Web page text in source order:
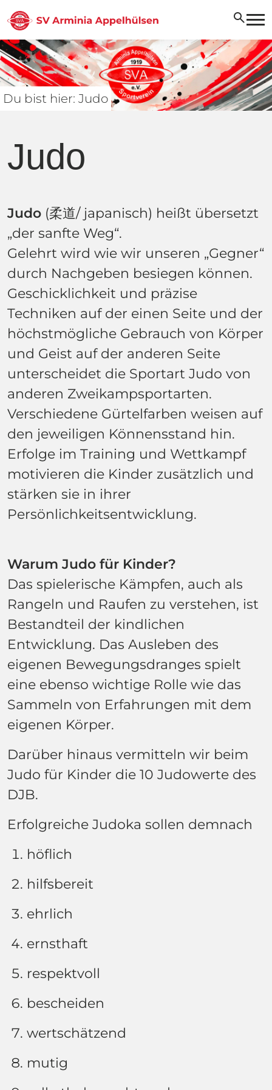
search
Du bist hier: Judo
Judo
Judo (柔道/ japanisch) heißt übersetzt
„der sanfte Weg“.
Gelehrt wird wie wir unseren „Gegner“
durch Nachgeben besiegen können.
Geschicklichkeit und präzise
Techniken auf der einen Seite und der
höchstmögliche Gebrauch von Körper
und Geist auf der anderen Seite
unterscheidet die Sportart Judo von
anderen Zweikampsportarten.
Verschiedene Gürtelfarben weisen auf
den jeweiligen Könnensstand hin.
Erfolge im Training und Wettkampf
motivieren die Kinder zusätzlich und
stärken sie in ihrer
Persönlichkeitsentwicklung.
Warum Judo für Kinder?
Das spielerische Kämpfen, auch als
Rangeln und Raufen zu verstehen, ist
Bestandteil der kindlichen
Entwicklung. Das Ausleben des
eigenen Bewegungsdranges spielt
eine ebenso wichtige Rolle wie das
Sammeln von Erfahrungen mit dem
eigenen Körper.
Darüber hinaus vermitteln wir beim
Judo für Kinder die 10 Judowerte des
DJB.
Erfolgreiche Judoka sollen demnach
höflich
hilfsbereit
ehrlich
ernsthaft
respektvoll
bescheiden
wertschätzend
mutig